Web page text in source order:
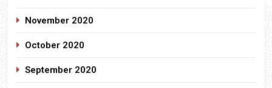
November 2020
October 2020
September 2020